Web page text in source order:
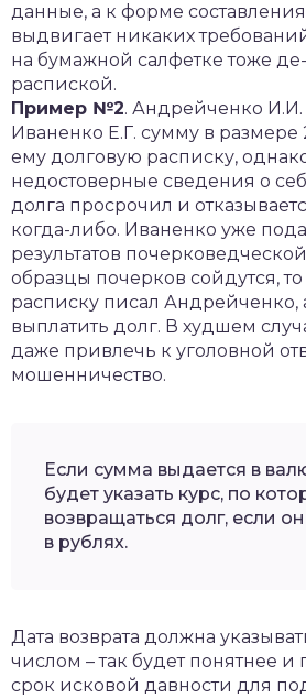
данные, а к форме
выдвигает никаких
на бумажной салфетке тоже
распиской.
Пример №2. Андрейченко И.И.
Иваненко Е.Г. сумму в размере
ему долговую расписку,
недостоверные сведения о
долга просрочил и
когда-либо. Иваненко уже
результатов
образцы почерков сойдутся, то
расписку писал Андрейченко,
выплатить долг. В худшем
даже привлечь к уголовной
мошенничество.
Если сумма выдается в
будет указать курс, по
возвращаться долг, если
в рублях.
Дата возврата должна
числом – так будет понятнее и
срок исковой давности для